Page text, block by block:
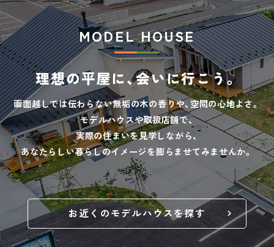
MODEL HOUSE
理想の平屋に、会いに行こう。
画面越しでは伝わらない無垢の木の香りや、空間の心地よさ。
モデルハウスや取扱店舗で、
実際の住まいを見学しながら、
あなたらしい暮らしのイメージを膨らませてみませんか。
お近くのモデルハウスを探す